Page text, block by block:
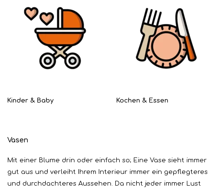
Kinder & Baby Kochen & Essen
Vasen
Mit einer Blume drin oder einfach so; Eine Vase sieht immer
gut aus und verleiht Ihrem Interieur immer ein gepflegteres
und durchdachteres Aussehen. Da nicht jeder immer Lust